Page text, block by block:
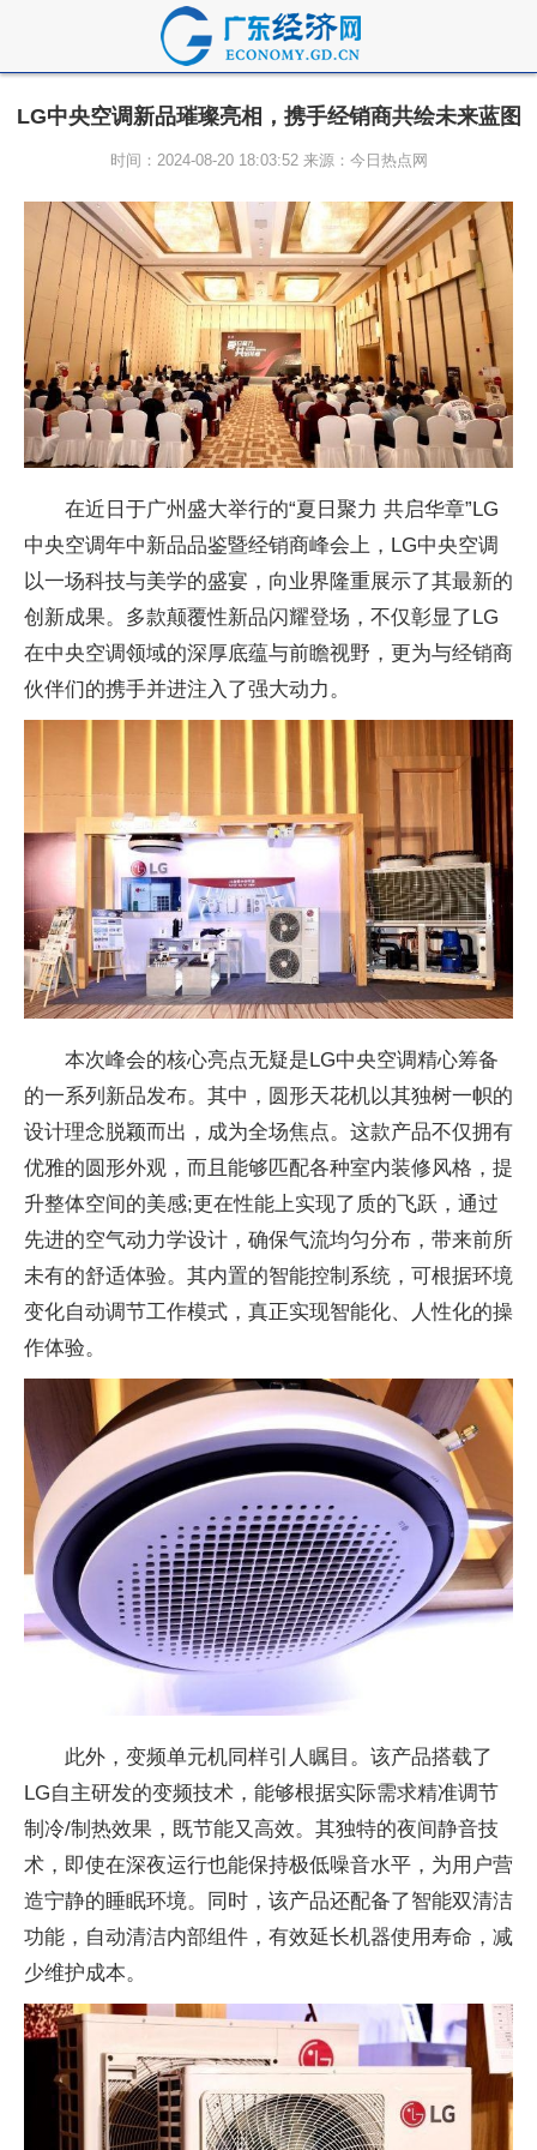
LG中央空调新品璀璨亮相，携手经销商共绘未来蓝图
时间：2024-08-20 18:03:52 来源：今日热点网
在近日于广州盛大举行的“夏日聚力 共启华章”LG
中央空调年中新品品鉴暨经销商峰会上，LG中央空调
以一场科技与美学的盛宴，向业界隆重展示了其最新的
创新成果。多款颠覆性新品闪耀登场，不仅彰显了LG
在中央空调领域的深厚底蕴与前瞻视野，更为与经销商
伙伴们的携手并进注入了强大动力。
本次峰会的核心亮点无疑是LG中央空调精心筹备
的一系列新品发布。其中，圆形天花机以其独树一帜的
设计理念脱颖而出，成为全场焦点。这款产品不仅拥有
优雅的圆形外观，而且能够匹配各种室内装修风格，提
升整体空间的美感;更在性能上实现了质的飞跃，通过
先进的空气动力学设计，确保气流均匀分布，带来前所
未有的舒适体验。其内置的智能控制系统，可根据环境
变化自动调节工作模式，真正实现智能化、人性化的操
作体验。
此外，变频单元机同样引人瞩目。该产品搭载了
LG自主研发的变频技术，能够根据实际需求精准调节
制冷/制热效果，既节能又高效。其独特的夜间静音技
术，即使在深夜运行也能保持极低噪音水平，为用户营
造宁静的睡眠环境。同时，该产品还配备了智能双清洁
功能，自动清洁内部组件，有效延长机器使用寿命，减
少维护成本。